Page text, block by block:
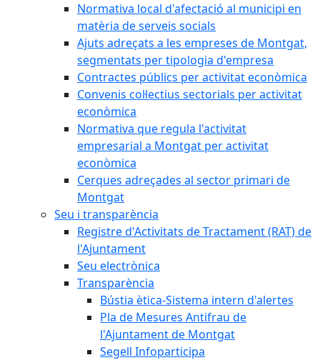
Normativa local d'afectació al municipi en
matèria de serveis socials
Ajuts adreçats a les empreses de Montgat,
segmentats per tipologia d'empresa
Contractes públics per activitat econòmica
Convenis col·lectius sectorials per activitat
econòmica
Normativa que regula l'activitat
empresarial a Montgat per activitat
econòmica
Cerques adreçades al sector primari de
Montgat
Seu i transparència
Registre d'Activitats de Tractament (RAT) de
l'Ajuntament
Seu electrònica
Transparència
Bústia ètica-Sistema intern d'alertes
Pla de Mesures Antifrau de
l'Ajuntament de Montgat
Segell Infoparticipa